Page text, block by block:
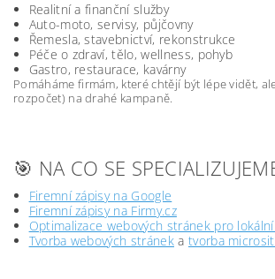
Realitní a finanční služby
Auto-moto, servisy, půjčovny
Řemesla, stavebnictví, rekonstrukce
Péče o zdraví, tělo, wellness, pohyb
Gastro, restaurace, kavárny
Pomáháme firmám, které chtějí být lépe vidět,
rozpočet) na drahé kampaně.
🎯 NA CO SE
Firemní zápisy na Google
Firemní zápisy na Firmy.cz
Optimalizace webových stránek pro
Tvorba webových stráneka tvorba